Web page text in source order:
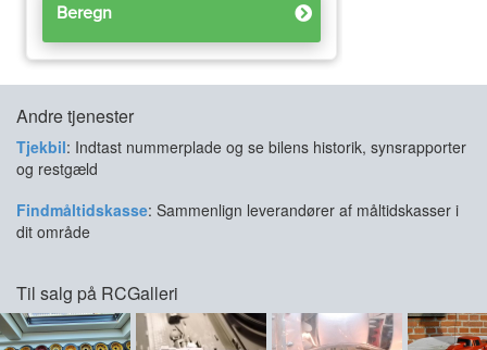
Andre tjenester
Tjekbil: Indtast nummerplade og se bilens historik, synsrapporter
og restgæld
Findmåltidskasse: Sammenlign leverandører af måltidskasser i
dit område
Til salg på RCGalleri